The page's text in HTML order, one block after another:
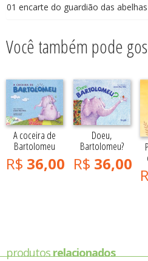
01 encarte do guardião das abelhas
Você também pode
A coceira de
Bartolomeu
R$ 36,00
Doeu,
Bartolomeu?
R$ 36,00
produtosrelacionados